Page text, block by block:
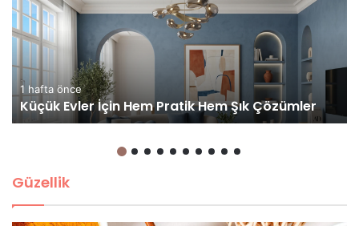
1 hafta önce
Küçük Evler İçin Hem Pratik Hem Şık Çözümler
Güzellik